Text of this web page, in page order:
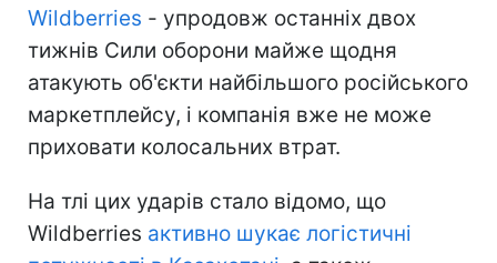
Wildberries - упродовж останніх двох
тижнів Сили оборони майже щодня
атакують об'єкти найбільшого російського
маркетплейсу, і компанія вже не може
приховати колосальних втрат.
На тлі цих ударів стало відомо, що
Wildberries активно шукає логістичні